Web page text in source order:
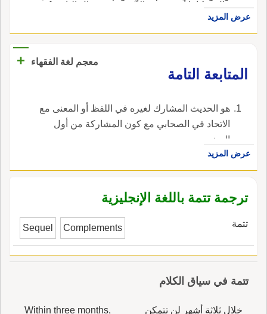
وكان أَبو عطاء فصيحاً ثم ذكر بيت ابن مقبل ومَأْتمٍ
بيت أَبي حَيَّة النميري رَمَتْهُ أَناةٌ من رَبيعةِ عامِرٍ
يقولون: كنّا في مَأْتَمِ فلان والصواب أَن يقال: كُنّا
في مَناحة فلان قال ابن بري: لا يمتنع أَن يقَع المَأْتَم
بمعنى المَناحةِ والحزْ والنَّوْحِ والبُكاءِ لأَن النساء
لذلك اجْتَمَعْنَ، والحُزْن هو السب الجامع؛ وعلى ذلك
أَفي كلِّ عامٍ مَأْتَمٌ تَبْعَثُونَ على مِحْمَرٍ، ثَوَّبْتُموه وما
والسِّباعُ في عُرُس (* قوله [ النبي ] كذا في الأصل،
والذي في شرح القاموس: السبي) أَي هُنَّ في حُزْن
والسِّباع في سُرورٍ؛ وقال الفرزدق فَما ابْنُكِ إِلا ابنٌ
من الناس، فاصْبِر فَلن يُرْجِع المَوْتَى حَنِينُ المَآتِم
فهذا كله في الشرّ والحُزْن، وبيت أَبي حية النميري
في الخير.
قال: حكاها أَبو حنيفة والأَتْم: موضع؛ قال النابغة
فأَوْرَدَهُنَّ بَطْنَ الأَتْمِ، شُعْثاً يَصُنَّ المَشْيَ كالحِدَإِ
التُّؤام وقيل: اسم واد؛ قال ابن بري: ومثله قول
عَبْقَري قال: وقيل الأَتْمُ اسم جبل؛ وعليه قول
خُفاف ابن نُدْبة يصف غَيثاً عَلا الأَتْمَ منه وابلٌ بعد
عرض المزيد
معجم لغة الفقهاء
+
‏المتابعة التامة‏
‏هو الحديث المشارك لغيره في اللفظ أو المعنى مع
الاتحاد في الصحابي مع كون المشاركة من أول
السند. ‏.
عرض المزيد
ترجمة تتمة باللغة الإنجليزية
تتمة Sequel Complements
تتمة في سياق الكلام
خلال ثلاثة أشهر لن تتمكن
Within three months,